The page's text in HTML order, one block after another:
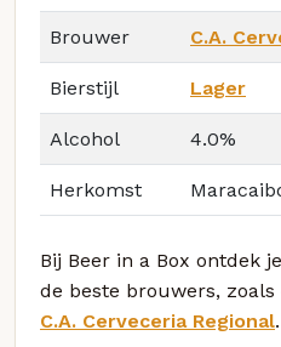
Brouwer C.A.
Bierstijl Lager
Alcohol 4.0%
Herkomst
Bij Beer in a Box ontdek
de beste brouwers,
C.A. Cerveceria Regional.